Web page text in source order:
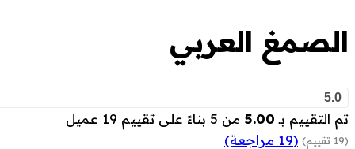
الصمغ العربي
5.0
تم التقييم بـ 5.00 من 5 بناءً على تقييم 19 عميل
(19 تقييم) (
19 مراجعة)